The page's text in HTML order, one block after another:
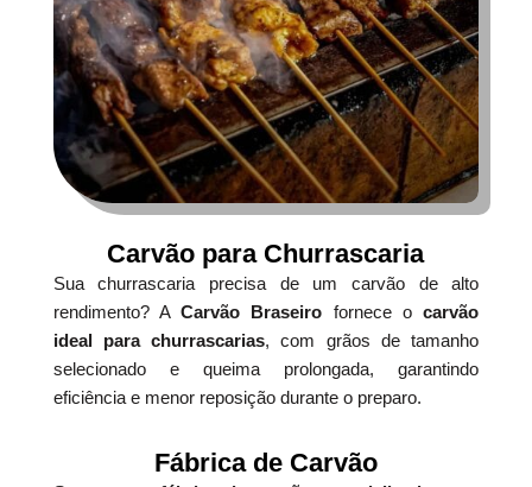
Carvão para Churrascaria
Sua churrascaria precisa de um carvão de alto
rendimento? ACarvão Braseiro fornece ocarvão
ideal para churrascarias, com grãos de tamanho
selecionado e queima prolongada, garantindo
eficiência e menor reposição durante o preparo.
Fábrica de Carvão